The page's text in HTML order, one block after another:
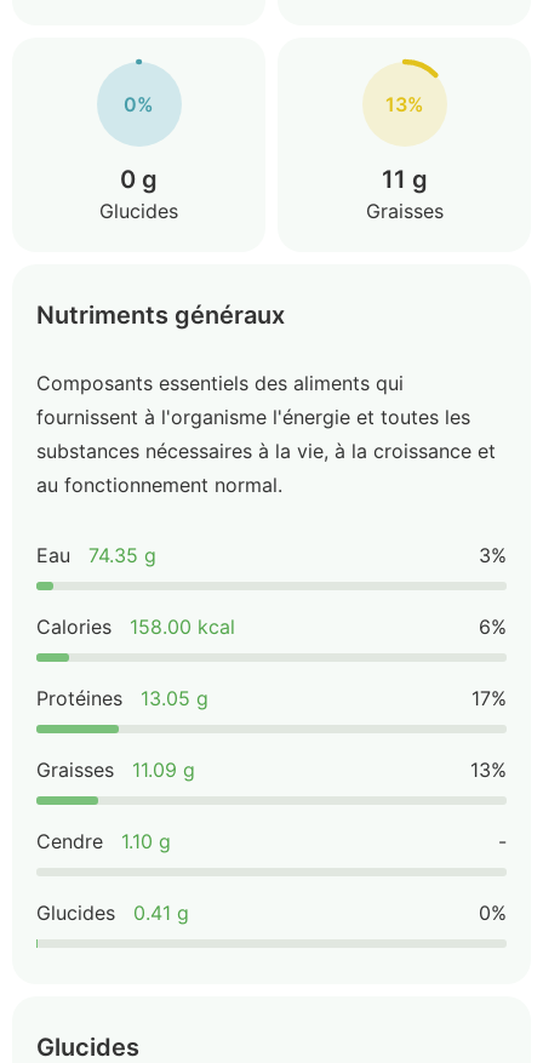
0%
0 g
Glucides
13%
11 g
Graisses
Nutriments généraux
Composants essentiels des aliments qui
fournissent à l'organisme l'énergie et toutes les
substances nécessaires à la vie, à la croissance et
au fonctionnement normal.
Eau 74.35 g 3%
Calories 158.00 kcal 6%
Protéines 13.05 g 17%
Graisses 11.09 g 13%
Cendre 1.10 g -
Glucides 0.41 g 0%
Glucides